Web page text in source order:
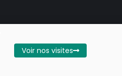
Voir nos visites